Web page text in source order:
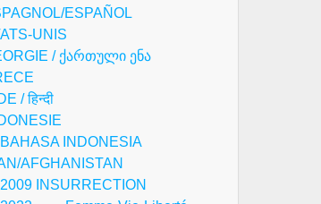
ESPAÑOL
UNIS
/ ქართული ენა
/ हिन्दी
BAHASA INDONESIA
AFGHANISTAN
2009 INSURRECTION